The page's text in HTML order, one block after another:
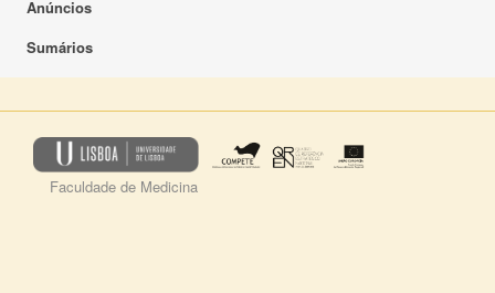
Anúncios
Sumários
Faculdade de Medicina